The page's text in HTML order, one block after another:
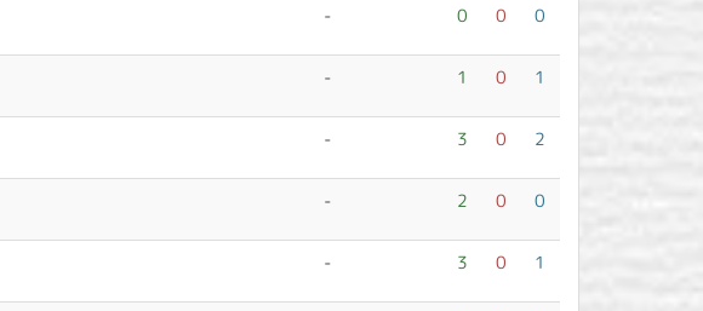
- 0 0 0
- 1 0 1
- 3 0 2
- 2 0 0
- 3 0 1